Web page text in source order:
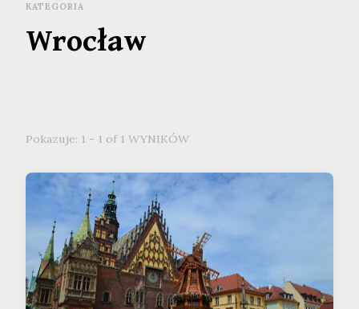
KATEGORIA
Wrocław
Pokazuje: 1 - 1 of 1 WYNIKÓW